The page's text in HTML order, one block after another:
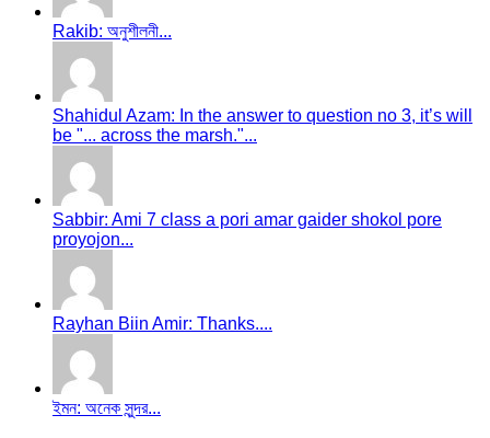
Rakib: অনুশীলনী...
Shahidul Azam: In the answer to question no 3, it’s will
be "... across the marsh."...
Sabbir: Ami 7 class a pori amar gaider shokol pore
proyojon...
Rayhan Biin Amir: Thanks....
ইমন: অনেক সুন্দর...